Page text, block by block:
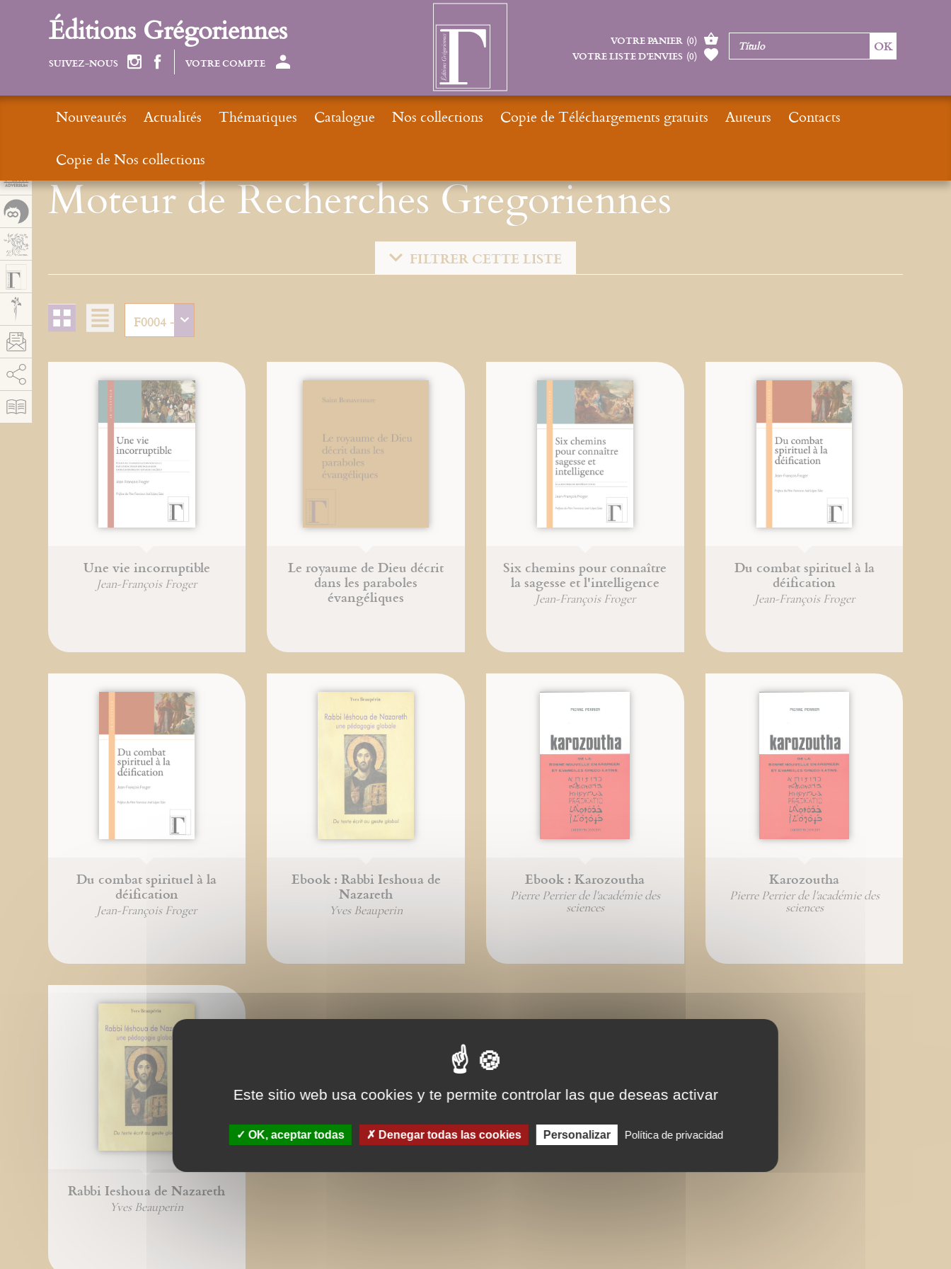
Moteur de Recherches Gregoriennes
FILTRER CETTE LISTE
Une vie incorruptible
Jean-François Froger
Le royaume de Dieu décrit
dans les paraboles
évangéliques
Six chemins pour connaître
la sagesse et l'intelligence
Jean-François Froger
Du combat spirituel à la
déification
Jean-François Froger
Du combat spirituel à la
déification
Jean-François Froger
Ebook : Rabbi Ieshoua de
Nazareth
Yves Beauperin
Ebook : Karozoutha
Pierre Perrier de l'académie des
sciences
Karozoutha
Pierre Perrier de l'académie des
sciences
Rabbi Ieshoua de Nazareth
Yves Beauperin
Éditions Grégoriennes
SUIVEZ-NOUS VOTRE COMPTE
VOTRE PANIER (0)
VOTRE LISTE D’ENVIES (0)
Nouveautés Actualités Thématiques Catalogue Nos collections Copie de Téléchargements gratuits Auteurs
Contacts
Copie de Nos collections
Panel de gestión de cookies
Este sitio web usa cookies y te permite controlar las que deseas activar
OK, aceptar todas Denegar todas las cookies Personalizar Política de privacidad